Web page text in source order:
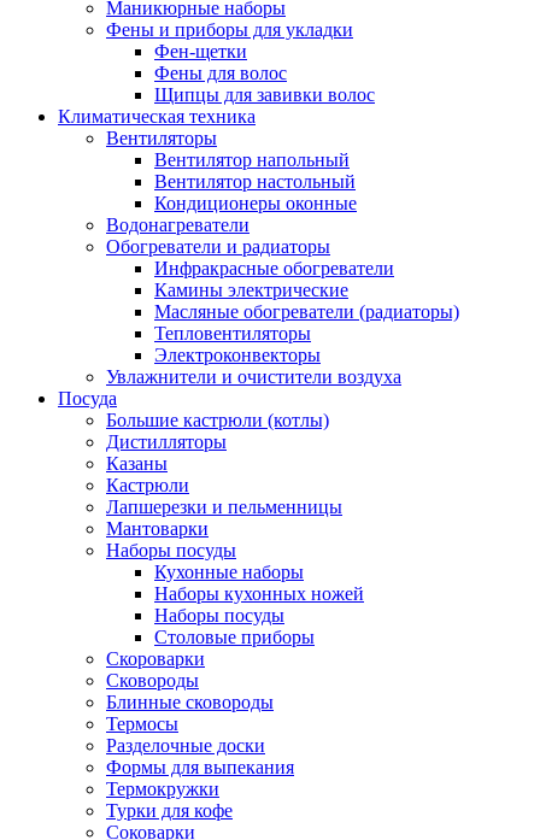
Маникюрные наборы
Фены и приборы для укладки
Фен-щетки
Фены для волос
Щипцы для завивки волос
Климатическая техника
Вентиляторы
Вентилятор напольный
Вентилятор настольный
Кондиционеры оконные
Водонагреватели
Обогреватели и радиаторы
Инфракрасные обогреватели
Камины электрические
Масляные обогреватели (радиаторы)
Тепловентиляторы
Электроконвекторы
Увлажнители и очистители воздуха
Посуда
Большие кастрюли (котлы)
Дистилляторы
Казаны
Кастрюли
Лапшерезки и пельменницы
Мантоварки
Наборы посуды
Кухонные наборы
Наборы кухонных ножей
Наборы посуды
Столовые приборы
Скороварки
Сковороды
Блинные сковороды
Термосы
Разделочные доски
Формы для выпекания
Термокружки
Турки для кофе
Соковарки